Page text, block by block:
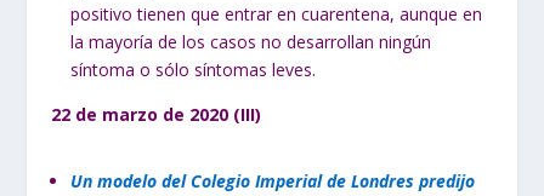
positivo tienen que entrar en cuarentena, aunque en
la mayoría de los casos no desarrollan ningún
síntoma o sólo síntomas leves.
22 de marzo de 2020 (III)
Un modelo del Colegio Imperial de Londres predijo